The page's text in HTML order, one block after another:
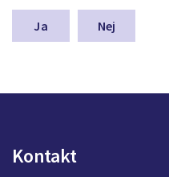
m
a
n
k
Nej
Kontakt